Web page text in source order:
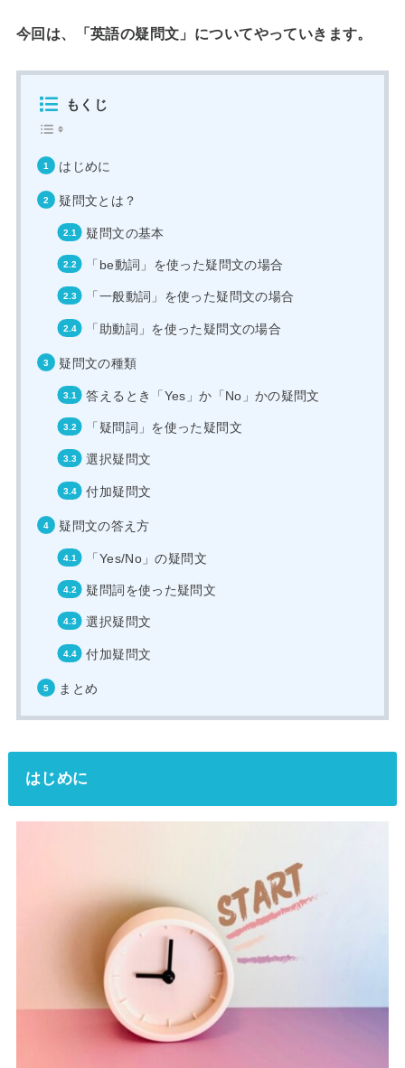
今回は、 「英語の疑問文」 についてやっていきます。
もくじ
はじめに
疑問文とは？
疑問文の基本
「be動詞」を使った疑問文の場合
「一般動詞」を使った疑問文の場合
「助動詞」を使った疑問文の場合
疑問文の種類
答えるとき「Yes」か「No」かの疑問文
「疑問詞」を使った疑問文
選択疑問文
付加疑問文
疑問文の答え方
「Yes/No」の疑問文
疑問詞を使った疑問文
選択疑問文
付加疑問文
まとめ
はじめに